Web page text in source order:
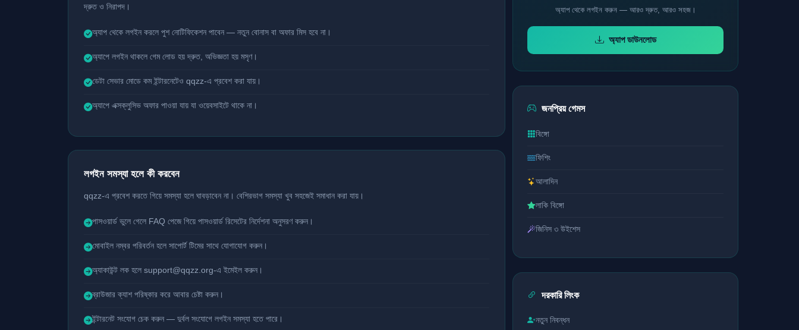
দ্রুত ও নিরাপদ।
অ্যাপ থেকে লগইন করলে পুশ নোটিফিকেশন পাবেন — নতুন বোনাস বা অফার মিস হবে না।
অ্যাপে লগইন থাকলে গেম লোড হয় দ্রুত, অভিজ্ঞতা হয় মসৃণ।
ডেটা সেভার মোডে কম ইন্টারনেটেও qqzz-এ প্রবেশ করা যায়।
অ্যাপে এক্সক্লুসিভ অফার পাওয়া যায় যা ওয়েবসাইটে থাকে না।
লগইন সমস্যা হলে কী করবেন
qqzz-এ প্রবেশ করতে গিয়ে সমস্যা হলে ঘাবড়াবেন না। বেশিরভাগ সমস্যা খুব সহজেই সমাধান করা যায়।
পাসওয়ার্ড ভুলে গেলে FAQ পেজে গিয়ে পাসওয়ার্ড রিসেটের নির্দেশনা অনুসরণ করুন।
মোবাইল নম্বর পরিবর্তন হলে সাপোর্ট টিমের সাথে যোগাযোগ করুন।
অ্যাকাউন্ট লক হলে support@qqzz.org-এ ইমেইল করুন।
ব্রাউজার ক্যাশ পরিষ্কার করে আবার চেষ্টা করুন।
ইন্টারনেট সংযোগ চেক করুন — দুর্বল সংযোগে লগইন সমস্যা হতে পারে।
অ্যাপ থেকে লগইন করুন — আরও দ্রুত, আরও সহজ।
অ্যাপ ডাউনলোড
জনপ্রিয় গেমস
বিঙ্গো
ফিশিং
আলাদিন
লাকি বিঙ্গো
জিনিস ৩ উইশেস
দরকারি লিংক
নতুন নিবন্ধন